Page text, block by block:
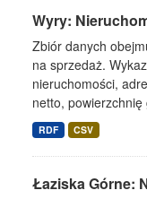
Wyry:
Zbiór danych
na sprzedaż.
nieruchomości,
netto, powierzchnię
RDF CSV
Łaziska Górne: